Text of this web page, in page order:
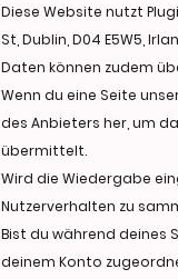
Diese Website nutzt
St, Dublin, D04 E5W5,
Daten können zudem
Wenn du eine Seite
des Anbieters her, um
übermittelt.
Wird die Wiedergabe
Nutzerverhalten zu
Bist du während deines
deinem Konto